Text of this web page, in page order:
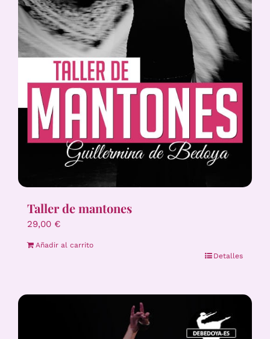
Taller de mantones
29,00 €
Añadir al carrito
Detalles